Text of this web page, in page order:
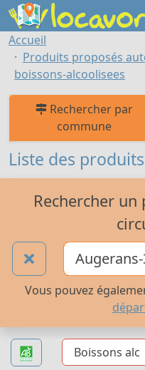
Accueil
Produits proposés
boissons-alcoolisees
Rechercher par
commune
Liste des produits
Rechercher
Vous pouvez